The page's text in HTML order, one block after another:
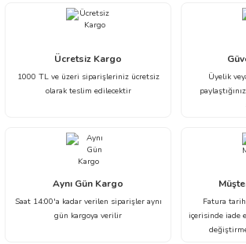
Görüş ve önerileriniz için teşekkür ederiz.
Ürün resmi kalitesiz, bozuk veya
Ürün açıklamasında eksik bilgiler bulunuyor.
Bu ürüne benzer farklı alternatifler olmalı.
Ücretsiz Kargo
1000 TL ve üzeri siparişleriniz ücretsiz
olarak teslim edilecektir
Üyelik
Aynı Gün Kargo
Saat 14:00'a kadar verilen siparişler aynı
gün kargoya verilir
Fatura
içerisinde iade